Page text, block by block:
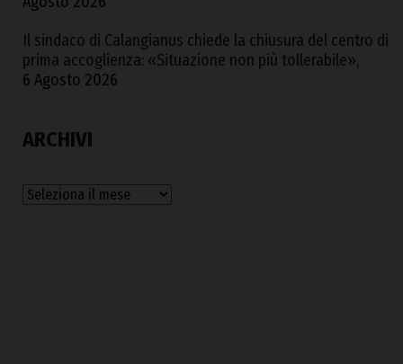
Il sindaco di Calangianus chiede la chiusura del centro di
prima accoglienza: «Situazione non più tollerabile»,
6 Agosto 2026
ARCHIVI
Archivi